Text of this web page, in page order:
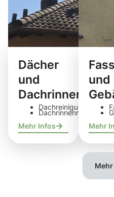
Dächer
und
Dachrinnen
Dachreinigung
Dachrinnenreinigung
Mehr Infos
und
Mehr